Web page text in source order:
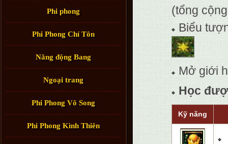
Phi phong
Phi Phong Chí Tôn
Năng động Bang
Ngoại trang
Phi Phong Vô Song
Phi Phong Kình Thiên
(tổng
Biểu
Mở giới
Học
Kỹ năng